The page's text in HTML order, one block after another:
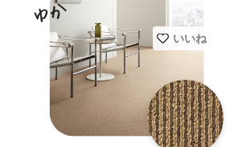
いいね